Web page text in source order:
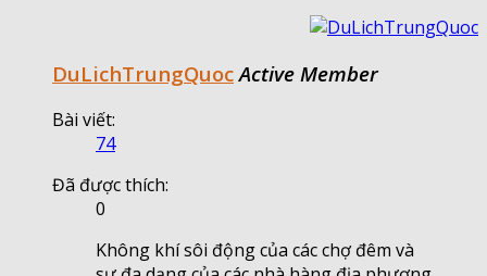
DuLichTrungQuoc Active Member
Bài viết:
74
Đã được thích:
0
Không khí sôi động của các chợ đêm và